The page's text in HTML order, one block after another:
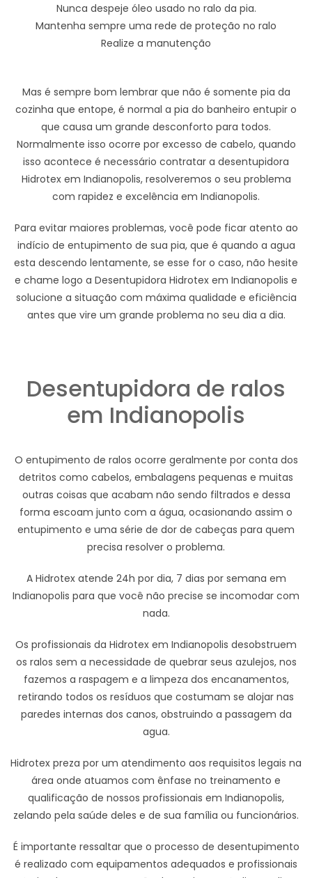
Nunca despeje óleo usado no ralo da pia.
Mantenha sempre uma rede de proteção no ralo
Realize a manutenção
Mas é sempre bom lembrar que não é somente pia da
cozinha que entope, é normal a pia do banheiro entupir o
que causa um grande desconforto para todos.
Normalmente isso ocorre por excesso de cabelo, quando
isso acontece é necessário contratar a desentupidora
Hidrotex em Indianopolis, resolveremos o seu problema
com rapidez e excelência em Indianopolis.
Para evitar maiores problemas, você pode ficar atento ao
indício de entupimento de sua pia, que é quando a agua
esta descendo lentamente, se esse for o caso, não hesite
e chame logo a Desentupidora Hidrotex em Indianopolis e
solucione a situação com máxima qualidade e eficiência
antes que vire um grande problema no seu dia a dia.
Desentupidora de ralos
em Indianopolis
O entupimento de ralos ocorre geralmente por conta dos
detritos como cabelos, embalagens pequenas e muitas
outras coisas que acabam não sendo filtrados e dessa
forma escoam junto com a água, ocasionando assim o
entupimento e uma série de dor de cabeças para quem
precisa resolver o problema.
A Hidrotex atende 24h por dia, 7 dias por semana em
Indianopolis para que você não precise se incomodar com
nada.
Os profissionais da Hidrotex em Indianopolis desobstruem
os ralos sem a necessidade de quebrar seus azulejos, nos
fazemos a raspagem e a limpeza dos encanamentos,
retirando todos os resíduos que costumam se alojar nas
paredes internas dos canos, obstruindo a passagem da
agua.
Hidrotex preza por um atendimento aos requisitos legais na
área onde atuamos com ênfase no treinamento e
qualificação de nossos profissionais em Indianopolis,
zelando pela saúde deles e de sua família ou funcionários.
É importante ressaltar que o processo de desentupimento
é realizado com equipamentos adequados e profissionais